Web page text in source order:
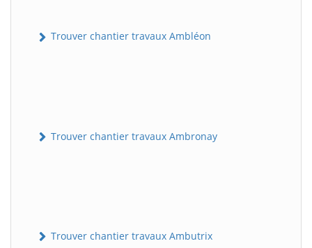
Trouver chantier travaux Ambléon
Trouver chantier travaux Ambronay
Trouver chantier travaux Ambutrix